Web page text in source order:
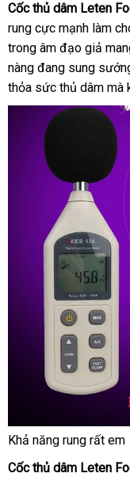
Cốc thủ dâm Leten
rung cực mạnh làm
trong âm đạo giả
nàng đang sung
thỏa sức thủ dâm lớn
mà
Cốc
thủ
Khả năng rung hàng
Hiệu
rất em
Cốc thủ dâm Leten